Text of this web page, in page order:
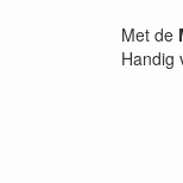
Met de
Handig